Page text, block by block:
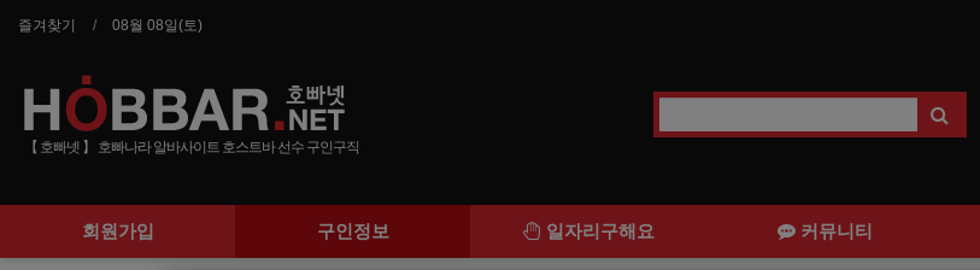
즐겨찾기 08월 08일(토)
【 호빠넷 】 호빠나라 알바사이트 호스트바 선수 구인구직
회원가입 구인정보 일자리구해요 커뮤니티